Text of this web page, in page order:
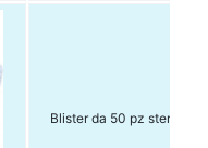
Blister da 50 pz sterili (1